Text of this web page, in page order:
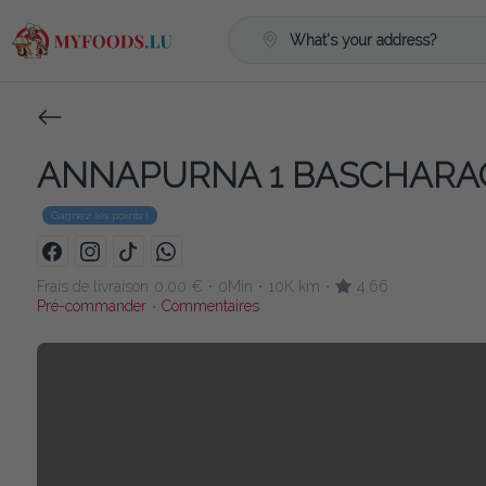
What's your address?
ANNAPURNA 1
Gagnez les points !
Frais de livraison 0.00 € • 0Min • 10K km •
4.66
Pré-commander • Commentaires